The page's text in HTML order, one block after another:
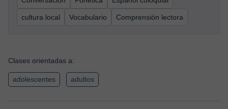
cultura local Vocabulario Comprensión lectora
Clases orientadas a:
adolescentes adultos